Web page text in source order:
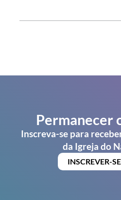
Permanecer
Inscreva-se para
da Igreja do
INSCREVER-